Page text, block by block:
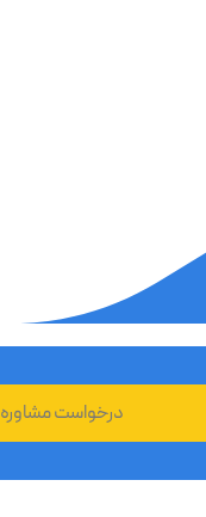
درخواست مشاوره